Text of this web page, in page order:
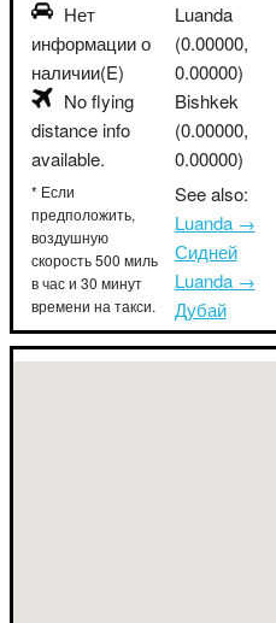
Нет
информации о
наличии(E)
No flying
distance info
available.
* Если
предположить,
воздушную
скорость 500 миль
в час и 30 минут
времени на такси.
Luanda
(0.00000,
0.00000)
Bishkek
(0.00000,
0.00000)
See also:
Luanda →
Сидней
Luanda →
Дубай